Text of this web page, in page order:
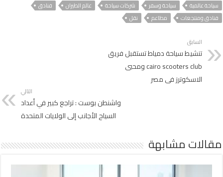
سياحة عالمية
سياحة وسفر شركات سياحة عالم الطيران
فنادق
فنادق ومنتجعات
مطاعم نقل
السابق
تنشيط سياحة دمياط تستقبل فريق
cairo scooters club ومحبى
الاسكوترز فى مصر
التالي
واشنطن بوست : تراجع كبير في أعداد
السياح الأجانب إلى الولايات المتحدة
مقالات مشابهة